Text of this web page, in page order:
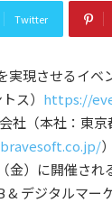
Twitter
実現させるイベ
ス） https://
社（本社：東京
金）に開催され
& デジタルマー